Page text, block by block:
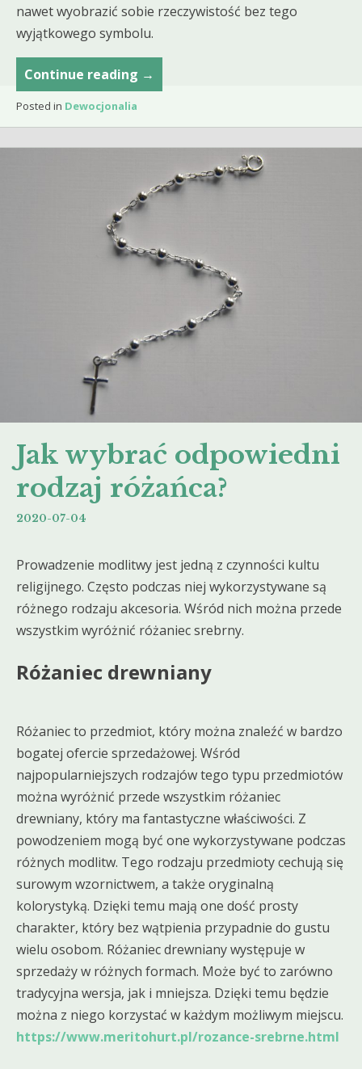
nawet wyobrazić sobie rzeczywistość bez tego
wyjątkowego symbolu.
Continue reading Niezwykły
akt
srebrny
na
→
Posted in Dewocjonalia
Jak wybrać odpowiedni
rodzaj różańca?
2020-07-04
Prowadzenie modlitwy jest jedną z czynności kultu
religijnego. Często podczas niej wykorzystywane są
różnego rodzaju akcesoria. Wśród nich można przede
wszystkim wyróżnić różaniec srebrny.
Różaniec drewniany
Różaniec to przedmiot, który można znaleźć w bardzo
bogatej ofercie sprzedażowej. Wśród
najpopularniejszych rodzajów tego typu przedmiotów
można wyróżnić przede wszystkim różaniec
drewniany, który ma fantastyczne właściwości. Z
powodzeniem mogą być one wykorzystywane podczas
różnych modlitw. Tego rodzaju przedmioty cechują się
surowym wzornictwem, a także oryginalną
kolorystyką. Dzięki temu mają one dość prosty
charakter, który bez wątpienia przypadnie do gustu
wielu osobom. Różaniec drewniany występuje w
sprzedaży w różnych formach. Może być to zarówno
tradycyjna wersja, jak i mniejsza. Dzięki temu będzie
można z niego korzystać w każdym możliwym miejscu.
https://www.meritohurt.pl/rozance-srebrne.html